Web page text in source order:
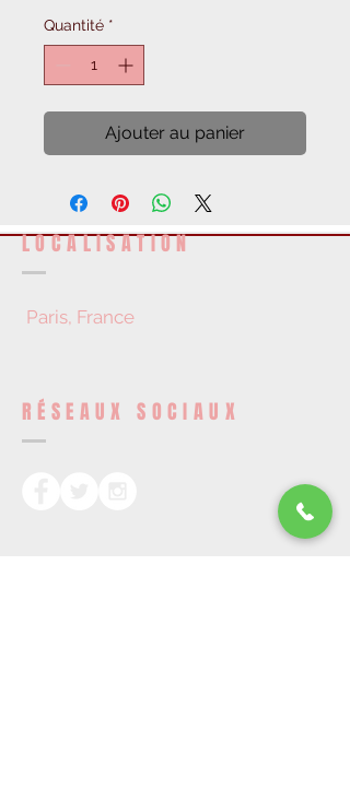
Quantité *
Ajouter au panier
LOCALISATION
Paris, France
RÉSEAUX SOCIAUX